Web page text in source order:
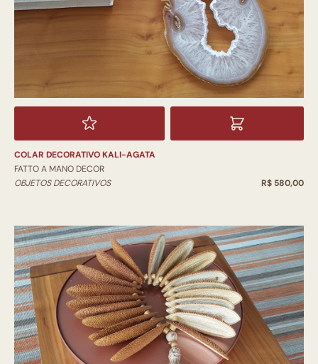
COLAR DECORATIVO KALI-AGATA
FATTO A MANO DECOR
OBJETOS DECORATIVOS
R$ 580,00